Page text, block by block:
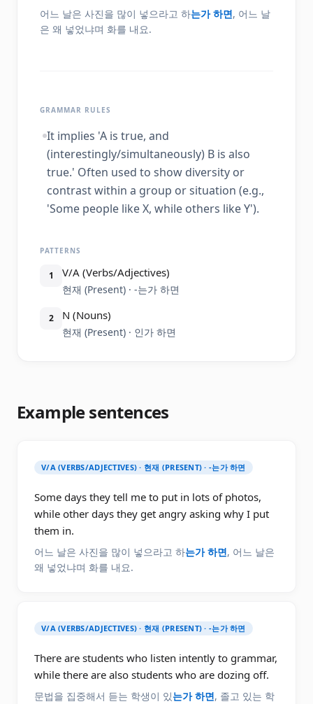
어느 날은 사진을 많이 넣으라고 하는가 하면, 어느 날
은 왜 넣었냐며 화를 내요.
GRAMMAR RULES
It implies 'A is true, and
(interestingly/simultaneously) B is also
true.' Often used to show diversity or
contrast within a group or situation (e.g.,
'Some people like X, while others like Y').
PATTERNS
1 V/A (Verbs/Adjectives)
현재 (Present) · -는가 하면
2 N (Nouns)
현재 (Present) · 인가 하면
Example sentences
V/A (VERBS/ADJECTIVES) · 현재 (PRESENT) · -는가 하면
Some days they tell me to put in lots of photos,
while other days they get angry asking why I put
them in.
어느 날은 사진을 많이 넣으라고 하는가 하면, 어느 날은
왜 넣었냐며 화를 내요.
V/A (VERBS/ADJECTIVES) · 현재 (PRESENT) · -는가 하면
There are students who listen intently to grammar,
while there are also students who are dozing off.
문법을 집중해서 듣는 학생이 있는가 하면, 졸고 있는 학